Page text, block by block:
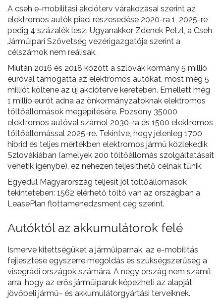
A cseh e-mobilitási akcióterv várakozásai szerint az
elektromos autók piaci részesedése 2020-ra 1, 2025-re
pedig 4 százalék lesz. Ugyanakkor Zdenek Petzl, a Cseh
Járműipari Szövetség vezérigazgatója szerint a
célszámok nem reálisak.
Miután 2016 és 2018 között a szlovák kormány 5 millió
euróval támogatta az elektromos autókat, most még 5
milliót költene az új akcióterve keretében. Emellett még
1 millió eurót adna az önkormányzatoknak elektromos
töltőállomások megépítésére. Pozsony 35000
elektromos autóval számol 2030-ra és 1500 elektromos
töltőállomással 2025-re. Tekintve, hogy jelenleg 1700
hibrid és teljes mértékben elektromos jármű közlekedik
Szlovákiában (amelyek 200 töltőállomás szolgáltatásait
vehetik igénybe), ez nehezen teljesíthető célnak tűnik.
Egyedül Magyarország teljesít jól töltőállomások
tekintetében: 1562 elérhető töltő van az országban a
LeasePlan flottamenedzsment cég szerint.
Autóktól az akkumulátorok felé
Ismerve kitettségüket a járműiparnak, az e-mobilitás
fejlesztése egyszerre megoldás és szükségszerűség a
visegrádi országok számára. A négy ország nem számít
arra, hogy az erős járműiparuk képezheti az alapját
jövőbeli jármű- és akkumulátorgyártási terveiknek.